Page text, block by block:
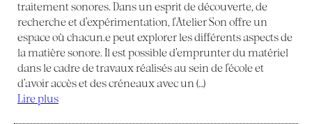
traitement sonores. Dans un esprit de découverte, de
recherche et d’expérimentation, l’Atelier Son offre un
espace où chacun.e peut explorer les différents aspects de
la matière sonore. Il est possible d’emprunter du matériel
dans le cadre de travaux réalisés au sein de l’école et
d’avoir accès et des créneaux avec un (…)
Lire plus